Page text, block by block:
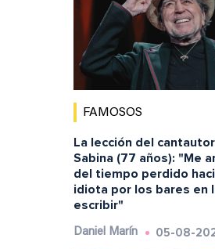
FAMOSOS
La lección del
Sabina (77 años): "Me
del tiempo perdido
idiota por los bares en
escribir"
Daniel Marín 05-08-